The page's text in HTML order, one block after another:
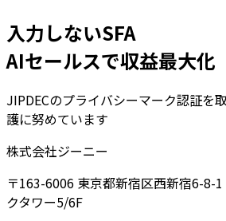
入力しないSFA
AIセールスで収益最大化
JIPDECのプライバシーマーク認証を
護に努めています
株式会社ジーニー
〒163-6006 東京都新宿区西新宿6-8-
クタワー5/6F